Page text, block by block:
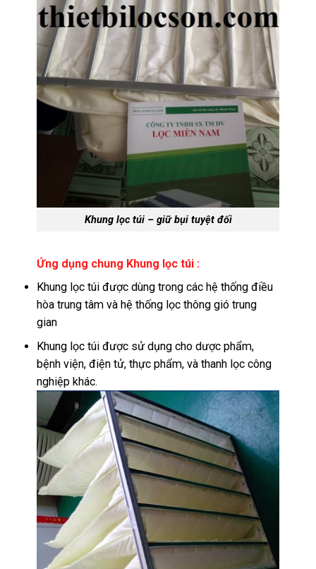
Khung lọc túi – giữ bụi tuyệt đối
Ứng dụng chung Khung lọc túi :
Khung lọc túi được dùng trong các hệ thống điều
hòa trung tâm và hệ thống lọc thông gió trung
gian
Khung lọc túi được sử dụng cho dược phẩm,
bệnh viện, điện tử, thực phẩm, và thanh lọc công
nghiệp khác.